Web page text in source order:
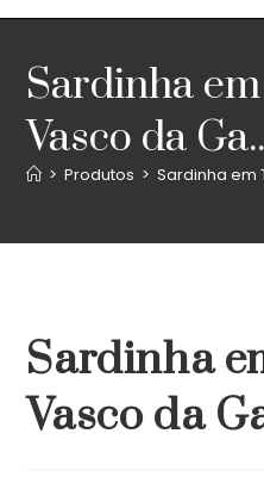
Sardinha
Vasco da
> Produtos > Sardinha em
Sardinha
Vasco da